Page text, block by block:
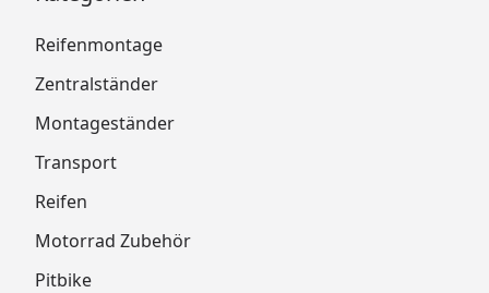
Reifenmontage
Zentralständer
Montageständer
Transport
Reifen
Motorrad Zubehör
Pitbike